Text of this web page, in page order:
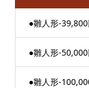
●雛人形-
●雛人形-
●雛人形-